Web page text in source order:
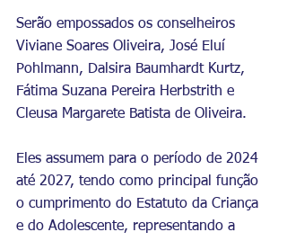
Serão empossados os conselheiros
Viviane Soares Oliveira, José Eluí
Pohlmann, Dalsira Baumhardt Kurtz,
Fátima Suzana Pereira Herbstrith e
Cleusa Margarete Batista de Oliveira.
Eles assumem para o período de 2024
até 2027, tendo como principal função
o cumprimento do Estatuto da Criança
e do Adolescente, representando a